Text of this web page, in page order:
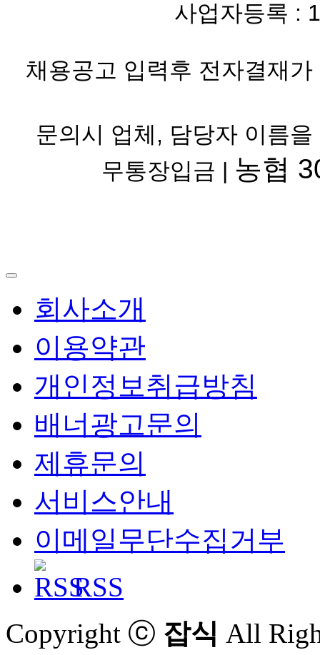
사업자등록 :
채용공고 입력후 전자결재
문의시 업체, 담당자 이름
무통장입금 | 농협
회사소개
이용약관
개인정보취급방침
배너광고문의
제휴문의
서비스안내
이메일무단수집거부
RSS
Copyright ⓒ 잡식 All